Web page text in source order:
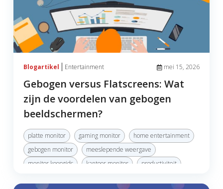
Blogartikel Entertainment mei 15, 2026
Gebogen versus Flatscreens: Wat
zijn de voordelen van gebogen
beeldschermen?
platte monitor gaming monitor
home entertainment
gebogen monitor
meeslepende weergave
monitor koopgids
kantoor monitor
productiviteit